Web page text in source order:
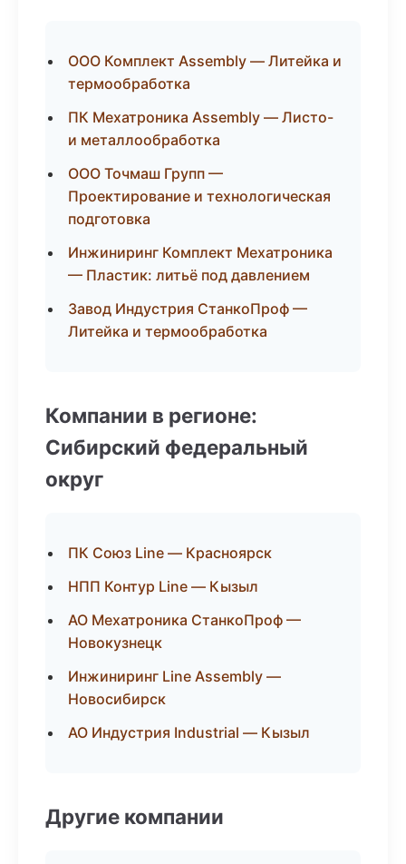
ООО Комплект Assembly — Литейка и
термообработка
ПК Мехатроника Assembly — Листо-
и металлообработка
ООО Точмаш Групп —
Проектирование и технологическая
подготовка
Инжиниринг Комплект Мехатроника
— Пластик: литьё под давлением
Завод Индустрия СтанкоПроф —
Литейка и термообработка
Компании в регионе:
Сибирский федеральный
округ
ПК Союз Line — Красноярск
НПП Контур Line — Кызыл
АО Мехатроника СтанкоПроф —
Новокузнецк
Инжиниринг Line Assembly —
Новосибирск
АО Индустрия Industrial — Кызыл
Другие компании